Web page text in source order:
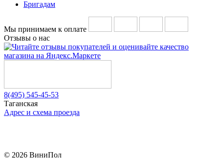
Бригадам
Мы принимаем к оплате
Отзывы о нас
8(495) 545-45-53
Таганская
Адрес и схема проезда
© 2026 ВиниПол